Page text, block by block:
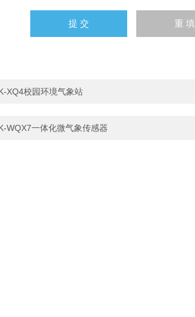
XQ4校园环境气象站
WQX7一体化微气象传感器